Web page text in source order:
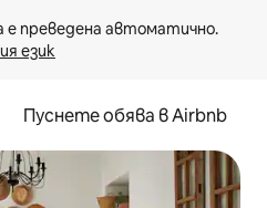
език
Пуснете обява в Airbnb